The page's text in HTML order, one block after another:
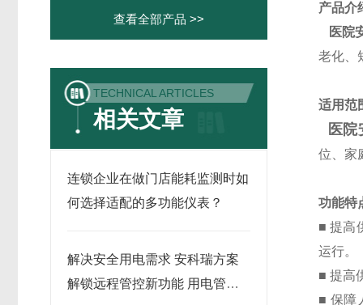
产品介
医院
老化、
适用范
医院
位、家
功能特
■ 提高
运行。
■ 提高
■ 保障
查看全部产品 >>
TECHNICAL ARTICLES
相关文章
连锁企业在做门店能耗监测时如
何选择适配的多功能仪表？
解决安全用电需求 安科瑞方案
解锁远程管控新功能 用电管理